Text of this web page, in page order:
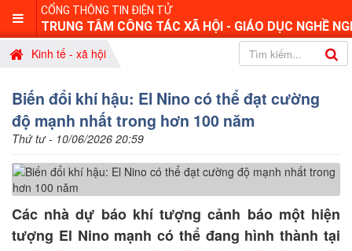
CỔNG THÔNG TIN ĐIỆN TỬ
TRUNG TÂM CÔNG TÁC XÃ HỘI - GIÁO DỤC NGHỀ
Kinh tế - xã hội
Biến đổi khí hậu: El Nino có thể đạt cường
độ mạnh nhất trong hơn 100 năm
Thứ tư - 10/06/2026 20:59
Các nhà dự báo khí tượng cảnh báo một hiện
tượng El Nino mạnh có thể đang hình thành tại